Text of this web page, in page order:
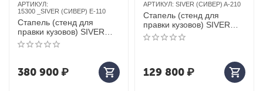
АРТИКУЛ:
15300 _SIVER (СИВЕР) Е-110
Стапель (стенд для
правки кузовов) SIVER
(сивер) е-110
380 900₽
АРТИКУЛ: SIVER (СИВЕР) A-210
Стапель (стенд для
правки кузовов) SIVER
(сивер) A-210
129 800₽